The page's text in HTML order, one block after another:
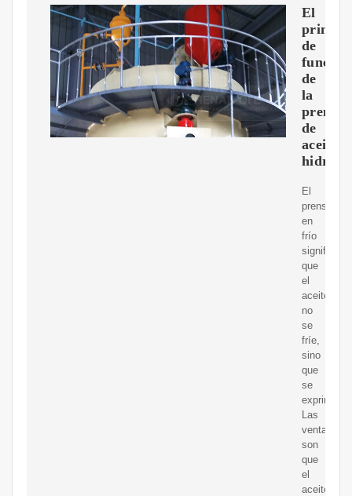
El
de
de
la
prensa
de
aceite
El
prensado
en
frío
significa
que
el
aceite
no
se
fríe,
sino
que
se
exprime.
Las
ventajas
son
que
el
aceite